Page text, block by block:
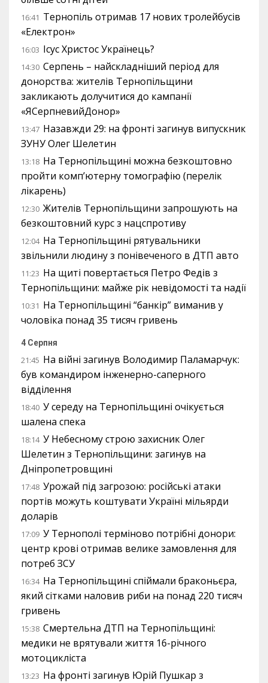
16:41 Тернопіль отримав 17 нових тролейбусів
«Електрон»
16:03 Ісус Христос Українець?
14:30 Серпень – найскладніший період для
донорства: жителів Тернопільщини
закликають долучитися до кампанії
«ЯСерпневийДонор»
13:47 Назавжди 29: на фронті загинув випускник
ЗУНУ Олег Шелетин
13:18 На Тернопільщині можна безкоштовно
пройти комп’ютерну томографію (перелік
лікарень)
12:30 Жителів Тернопільщини запрошують на
безкоштовний курс з нацспротиву
12:04 На Тернопільщині рятувальники
звільнили людину з понівеченого в ДТП авто
11:23 На щиті повертається Петро Федів з
Тернопільщини: майже рік невідомості та надії
10:31 На Тернопільщині “банкір” виманив у
чоловіка понад 35 тисяч гривень
4 Серпня
21:45 На війні загинув Володимир Паламарчук:
був командиром інженерно-саперного
відділення
18:40 У середу на Тернопільщині очікується
шалена спека
18:14 У Небесному строю захисник Олег
Шелетин з Тернопільщини: загинув на
Дніпропетровщині
17:48 Урожай під загрозою: російські атаки
портів можуть коштувати Україні мільярди
доларів
17:09 У Тернополі терміново потрібні донори:
центр крові отримав велике замовлення для
потреб ЗСУ
16:34 На Тернопільщині спіймали браконьєра,
який сітками наловив риби на понад 220 тисяч
гривень
15:38 Смертельна ДТП на Тернопільщині:
медики не врятували життя 16-річного
мотоцикліста
13:23 На фронті загинув Юрій Пушкар з